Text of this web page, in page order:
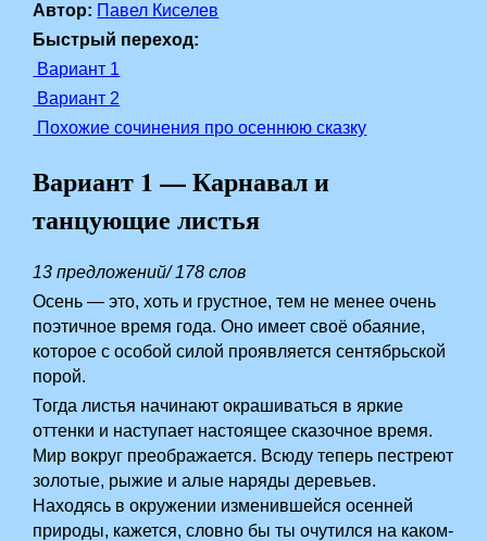
Автор: Павел Киселев
Быстрый переход:
Вариант 1
Вариант 2
Похожие сочинения про осеннюю сказку
Вариант 1 — Карнавал и
танцующие листья
13 предложений/ 178 слов
Осень — это, хоть и грустное, тем не менее очень
поэтичное время года. Оно имеет своё обаяние,
которое с особой силой проявляется сентябрьской
порой.
Тогда листья начинают окрашиваться в яркие
оттенки и наступает настоящее сказочное время.
Мир вокруг преображается. Всюду теперь пестреют
золотые, рыжие и алые наряды деревьев.
Находясь в окружении изменившейся осенней
природы, кажется, словно бы ты очутился на каком-